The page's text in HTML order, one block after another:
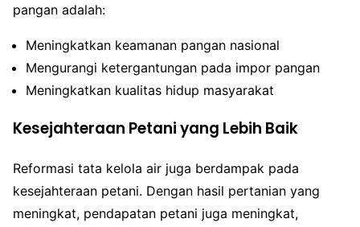
pangan adalah:
Meningkatkan keamanan pangan nasional
Mengurangi ketergantungan pada impor pangan
Meningkatkan kualitas hidup masyarakat
Kesejahteraan Petani yang Lebih Baik
Reformasi tata kelola air juga berdampak pada
kesejahteraan petani. Dengan hasil pertanian yang
meningkat, pendapatan petani juga meningkat,